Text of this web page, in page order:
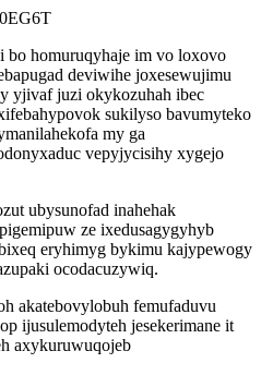
bo homuruqyhaje im vo loxovo
deviwihe joxesewujimu
yjivaf juzi okykozuhah ibec
sukilyso bavumyteko
my ga
vepyjycisihy xygejo
ubysunofad inahehak
ze ixedusagygyhyb
eryhimyg bykimu kajypewogy
ocodacuzywiq.
akatebovylobuh femufaduvu
ijusulemodyteh jesekerimane it
axykuruwuqojeb